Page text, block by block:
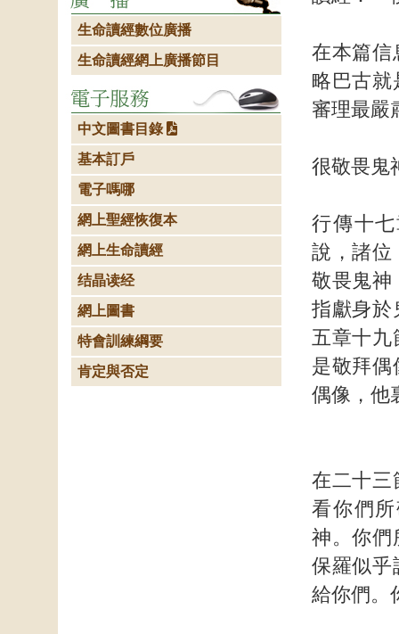
在本篇信
略巴古就
審理最嚴
很敬畏鬼
行傳十
說，諸位
敬畏鬼神
指獻身於
五章十九
是敬拜偶
偶像，他
在二十三
看你們
神。你們
保羅似乎
給你們。
生命讀經數位廣播
生命讀經網上廣播節目
中文圖書目錄
基本訂戶
電子嗎哪
網上聖經恢復本
網上生命讀經
结晶读经
網上圖書
特會訓練綱要
肯定與否定